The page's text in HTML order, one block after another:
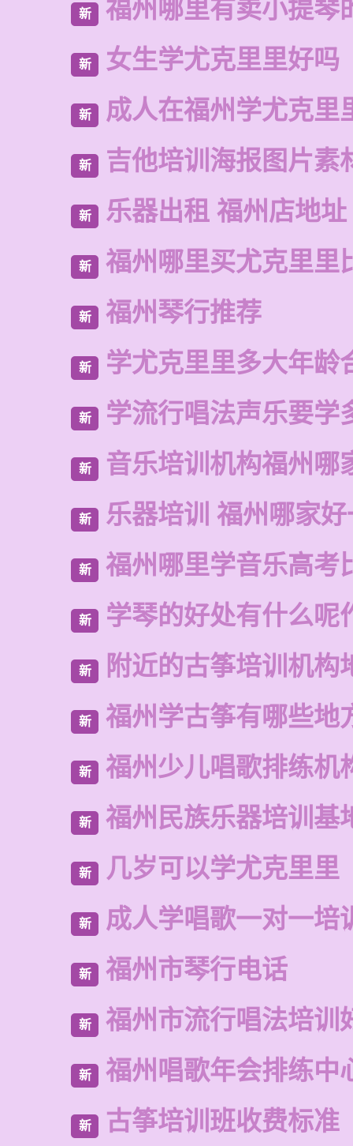
新 福州哪里有卖小提琴
新 女生学尤克里里好吗
新 成人在福州学尤克里
新 吉他培训海报图片素
新 乐器出租 福州店地址
新 福州哪里买尤克里里
新 福州琴行推荐
新 学尤克里里多大年龄
新 学流行唱法声乐要学
新 音乐培训机构福州哪
新 乐器培训 福州哪家
新 福州哪里学音乐高考
新 学琴的好处有什么呢
新 附近的古筝培训机构
新 福州学古筝有哪些地
新 福州少儿唱歌排练机
新 福州民族乐器培训基
新 几岁可以学尤克里里
新 成人学唱歌一对一培
新 福州市琴行电话
新 福州市流行唱法培训
新 福州唱歌年会排练中
新 古筝培训班收费标准